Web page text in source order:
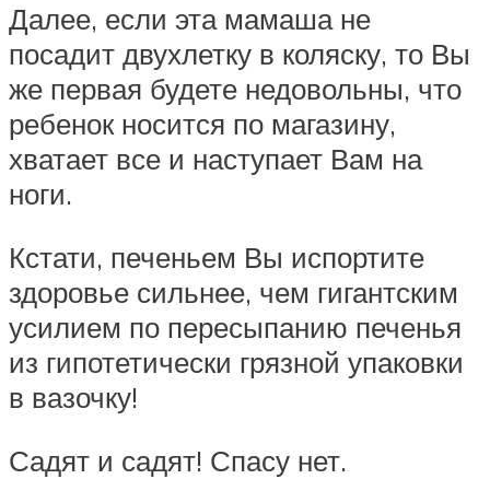
Далее, если эта мамаша не
посадит двухлетку в коляску, то Вы
же первая будете недовольны, что
ребенок носится по магазину,
хватает все и наступает Вам на
ноги.
Кстати, печеньем Вы испортите
здоровье сильнее, чем гигантским
усилием по пересыпанию печенья
из гипотетически грязной упаковки
в вазочку!
Садят и садят! Спасу нет.